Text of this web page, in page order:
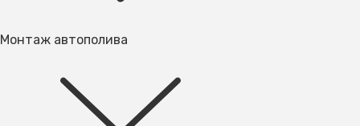
Монтаж автополива